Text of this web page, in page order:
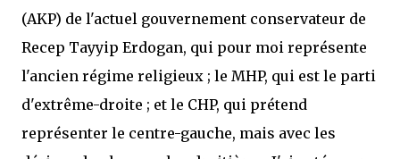
(AKP) de l'actuel gouvernement conservateur de
Recep Tayyip Erdogan, qui pour moi représente
l'ancien régime religieux ; le MHP, qui est le parti
d'extrême-droite ; et le CHP, qui prétend
représenter le centre-gauche, mais avec les